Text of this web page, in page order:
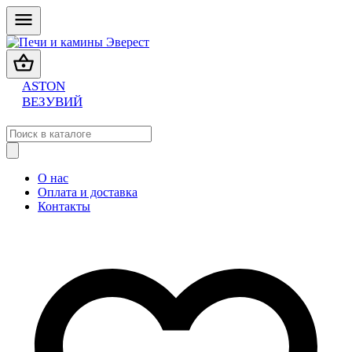
ASTON
ВЕЗУВИЙ
О нас
Оплата и доставка
Контакты